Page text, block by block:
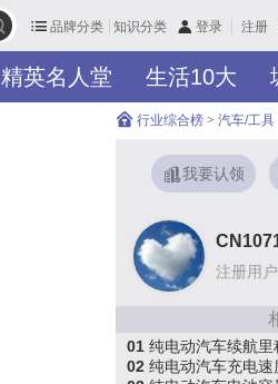
品牌分类 知识分类 登录 注册
精英名人堂 生活10大
行业综合榜 > 汽车/工具
我要认领
注册用
01 纯电动汽车续航里
02 纯电动汽车充电速